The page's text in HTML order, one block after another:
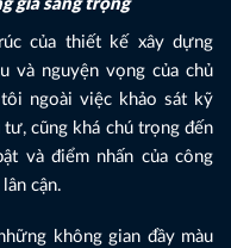
gia sang trọng
của thiết kế xây dựng
và nguyện vọng của chủ
ngoài việc khảo sát kỹ
cũng khá chú trọng đến
và điểm nhấn của công
cận.
không gian đầy màu